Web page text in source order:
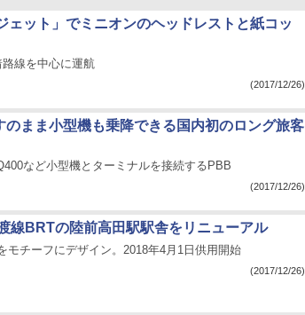
ェット」でミニオンのヘッドレストと紙コッ
線を中心に運航
(2017/12/26)
のまま小型機も乗降できる国内初のロング旅客
など小型機とターミナルを接続するPBB
(2017/12/26)
線BRTの陸前高田駅駅舎をリニューアル
モチーフにデザイン。2018年4月1日供用開始
(2017/12/26)